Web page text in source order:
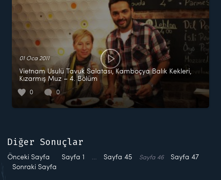
01 Oca 2011
Vietnam Usulü Tavuk Salatası, Kamboçya Balık Kekleri,
Kızarmış Muz – 4. Bölüm
0 0
Diğer Sonuçlar
Önceki Sayfa Sayfa 1 … Sayfa 45 Sayfa 46 Sayfa 47
Sonraki Sayfa